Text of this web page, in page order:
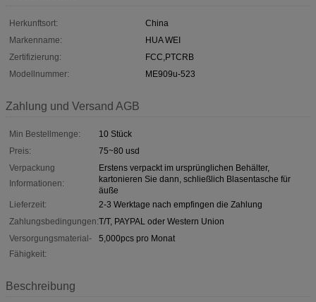
Herkunftsort:
China
Markenname:
HUA WEI
Zertifizierung:
FCC,PTCRB
Modellnummer:
ME909u-523
Zahlung und Versand AGB
Min Bestellmenge:
10 Stück
Preis:
75~80 usd
Verpackung
Informationen:
Erstens verpackt im ursprünglichen Behälter,
kartonieren Sie dann, schließlich Blasentasche für
äuße
Lieferzeit:
2-3 Werktage nach empfingen die Zahlung
Zahlungsbedingungen:T/T, PAYPAL oder Western Union
Versorgungsmaterial-
Fähigkeit:
5,000pcs pro Monat
Beschreibung